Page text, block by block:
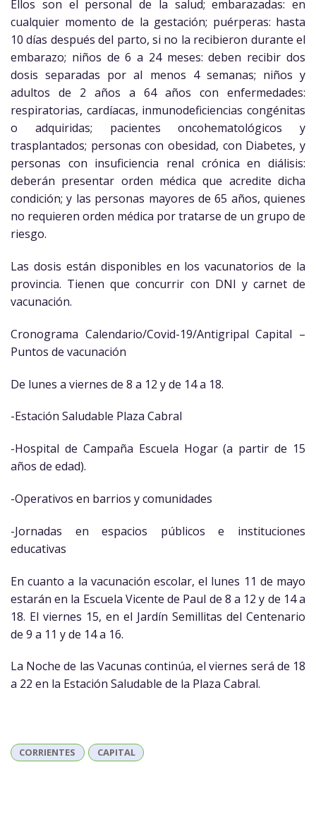
Ellos son el personal de la salud; embarazadas: en
cualquier momento de la gestación; puérperas: hasta
10 días después del parto, si no la recibieron durante el
embarazo; niños de 6 a 24 meses: deben recibir dos
dosis separadas por al menos 4 semanas; niños y
adultos de 2 años a 64 años con enfermedades:
respiratorias, cardíacas, inmunodeficiencias congénitas
o adquiridas; pacientes oncohematológicos y
trasplantados; personas con obesidad, con Diabetes, y
personas con insuficiencia renal crónica en diálisis:
deberán presentar orden médica que acredite dicha
condición; y las personas mayores de 65 años, quienes
no requieren orden médica por tratarse de un grupo de
riesgo.
Las dosis están disponibles en los vacunatorios de la
provincia. Tienen que concurrir con DNI y carnet de
vacunación.
Cronograma Calendario/Covid-19/Antigripal Capital –
Puntos de vacunación
De lunes a viernes de 8 a 12 y de 14 a 18.
-Estación Saludable Plaza Cabral
-Hospital de Campaña Escuela Hogar (a partir de 15
años de edad).
-Operativos en barrios y comunidades
-Jornadas en espacios públicos e instituciones
educativas
En cuanto a la vacunación escolar, el lunes 11 de mayo
estarán en la Escuela Vicente de Paul de 8 a 12 y de 14 a
18. El viernes 15, en el Jardín Semillitas del Centenario
de 9 a 11 y de 14 a 16.
La Noche de las Vacunas continúa, el viernes será de 18
a 22 en la Estación Saludable de la Plaza Cabral.
CORRIENTES CAPITAL